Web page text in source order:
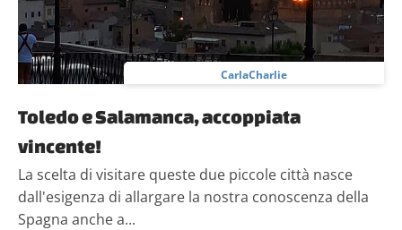
CarlaCharlie
Toledo e Salamanca, accoppiata
vincente!
La scelta di visitare queste due piccole città nasce
dall'esigenza di allargare la nostra conoscenza della
Spagna anche a...